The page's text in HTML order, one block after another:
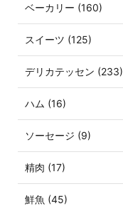
ベーカリー (160)
スイーツ (125)
デリカテッセン (233)
ハム (16)
ソーセージ (9)
精肉 (17)
鮮魚 (45)